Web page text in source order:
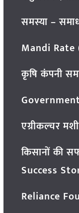
समस्या –
Mandi Rate
कृषि कंपनी
एग्रीकल्चर
किसानों की
Success
Reliance